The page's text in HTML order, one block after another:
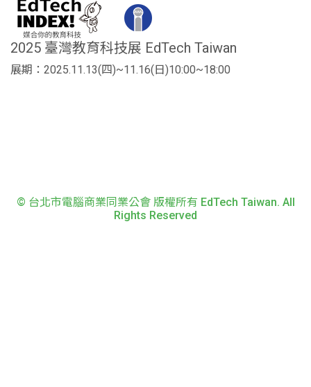
2025 臺灣教育科技展 EdTech Taiwan
展期：2025.11.13(四)~11.16(日)10:00~18:00
© 台北市電腦商業同業公會 版權所有 EdTech Taiwan. All
Rights Reserved